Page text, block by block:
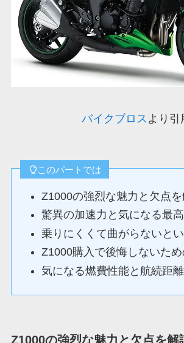
バイクブロス より引
このパートでは
Z1000の強烈な魅力と欠点を
驚異の加速力と気になる最
乗りにくくて曲がらないと
Z1000購入で後悔しないため
気になる燃費性能と航続距離
Z1000の強烈な魅力と欠点を解